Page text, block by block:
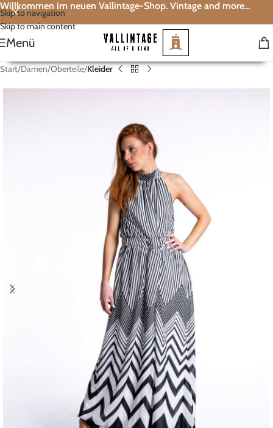
Skip to navigation
Skip to main content
Willkommen im neuen Vallintage-Shop. Vintage and more...
Menü
Start Damen Oberteile Kleider